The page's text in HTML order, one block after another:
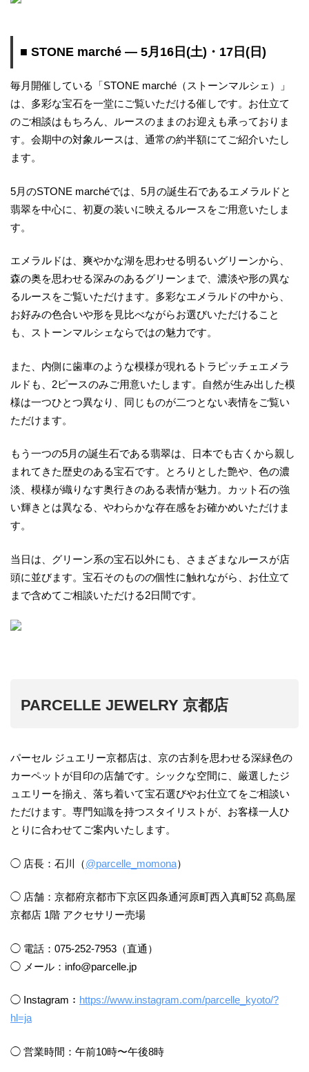
■ STONE marché ― 5月16日(土)・17日(日)
毎月開催している「STONE marché（ストーンマルシェ）」
は、多彩な宝石を一堂にご覧いただける催しです。お仕立て
のご相談はもちろん、ルースのままのお迎えも承っておりま
す。会期中の対象ルースは、通常の約半額にてご紹介いたし
ます。
5月のSTONE marchéでは、5月の誕生石であるエメラルドと
翡翠を中心に、初夏の装いに映えるルースをご用意いたしま
す。
エメラルドは、爽やかな湖を思わせる明るいグリーンから、
森の奥を思わせる深みのあるグリーンまで、濃淡や形の異な
るルースをご覧いただけます。多彩なエメラルドの中から、
お好みの色合いや形を見比べながらお選びいただけること
も、ストーンマルシェならではの魅力です。
また、内側に歯車のような模様が現れるトラピッチェエメラ
ルドも、2ピースのみご用意いたします。自然が生み出した模
様は一つひとつ異なり、同じものが二つとない表情をご覧い
ただけます。
もう一つの5月の誕生石である翡翠は、日本でも古くから親し
まれてきた歴史のある宝石です。とろりとした艶や、色の濃
淡、模様が織りなす奥行きのある表情が魅力。カット石の強
い輝きとは異なる、やわらかな存在感をお確かめいただけま
す。
当日は、グリーン系の宝石以外にも、さまざまなルースが店
頭に並びます。宝石そのものの個性に触れながら、お仕立て
まで含めてご相談いただける2日間です。
PARCELLE JEWELRY 京都店
パーセル ジュエリー京都店は、京の古刹を思わせる深緑色の
カーペットが目印の店舗です。シックな空間に、厳選したジ
ュエリーを揃え、落ち着いて宝石選びやお仕立てをご相談い
ただけます。専門知識を持つスタイリストが、お客様一人ひ
とりに合わせてご案内いたします。
◯ 店長：石川（@parcelle_momona）
◯ 店舗：京都府京都市下京区四条通河原町西入真町52 髙島屋
京都店 1階 アクセサリー売場
◯ 電話：075-252-7953（直通）
◯ メール：info@parcelle.jp⁡⁡⁡
◯ Instagram： https://www.instagram.com/parcelle_kyoto/?
hl=ja
◯ 営業時間：午前10時〜午後8時